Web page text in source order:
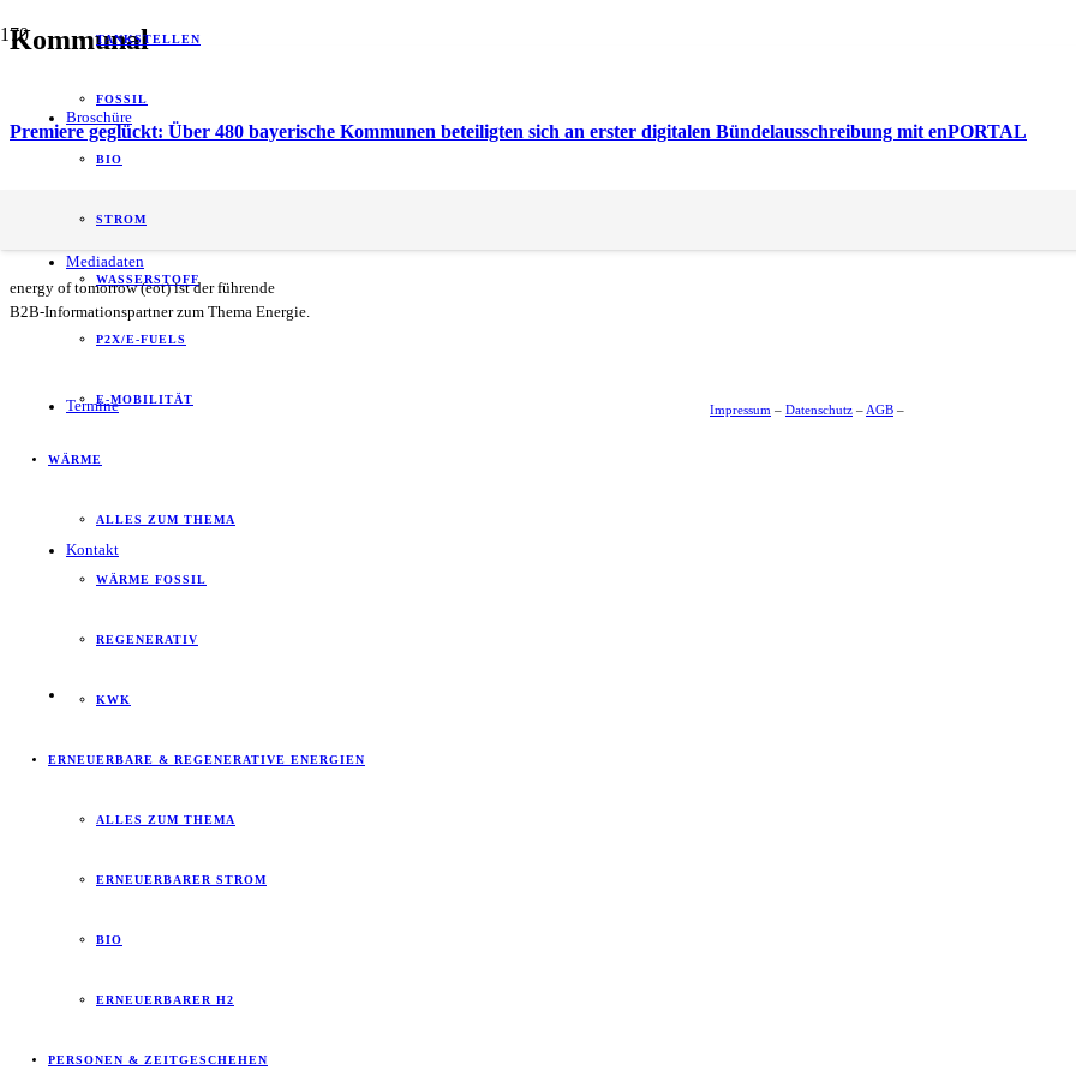
Broschüre
Mediadaten
Termine
Kontakt
TANKSTELLEN
FOSSIL
BIO
STROM
WASSERSTOFF
P2X/E-FUELS
E-MOBILITÄT
WÄRME
ALLES ZUM THEMA
WÄRME FOSSIL
REGENERATIV
KWK
ERNEUERBARE & REGENERATIVE ENERGIEN
ALLES ZUM THEMA
ERNEUERBARER STROM
BIO
ERNEUERBARER H2
PERSONEN & ZEITGESCHEHEN
Kommunal
Premiere geglückt: Über 480 bayerische Kommunen beteiligten sich an erster digitalen Bündelausschreibung mit enPORTAL
energy of tomorrow (eot) ist der führende
B2B-Informationspartner zum Thema Energie.
Impressum – Datenschutz – AGB –